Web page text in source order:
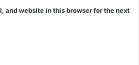
and website in this browser for the next